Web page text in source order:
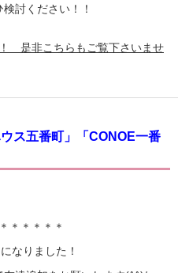
討ください！！
是非こちらもご覧下さいませ
ウス五番町」「CONOE一番
＊＊＊＊＊
なりました！